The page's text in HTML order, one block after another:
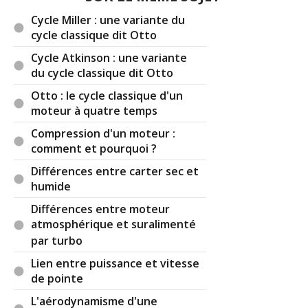
P (puissance) = C (couple) x VR (vitesse de
rotation)
De là vous pouvez très bien entrevoir que pour P
= 10 en valeur instantanée, on peut l'obtenir
avec,
> 10 (P) = 10 (C) x 1 (VR)
ou
> 10 (P) = 5 (C) x 2 (VR)
ou
> 10 (P) = 1 (C) x 10 (VR)
par exemple
On voit donc qu'il y a toujours une réponse
proportionnelle inversée entre le couple et la
vitesse de rotation, si l'un s'élève l'autre diminue
et vice versa.
La variation de la plage de vitesse de rotation
Cycle Miller : une variante du
cycle classique dit Otto
Cycle Atkinson : une variante
du cycle classique dit Otto
Otto : le cycle classique d'un
moteur à quatre temps
Compression d'un moteur :
comment et pourquoi ?
Différences entre carter sec et
humide
Différences entre moteur
atmosphérique et suralimenté
par turbo
Lien entre puissance et vitesse
de pointe
L'aérodynamisme d'une